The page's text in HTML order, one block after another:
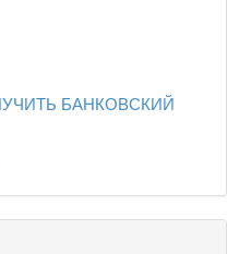
БАНКОВСКИЙ